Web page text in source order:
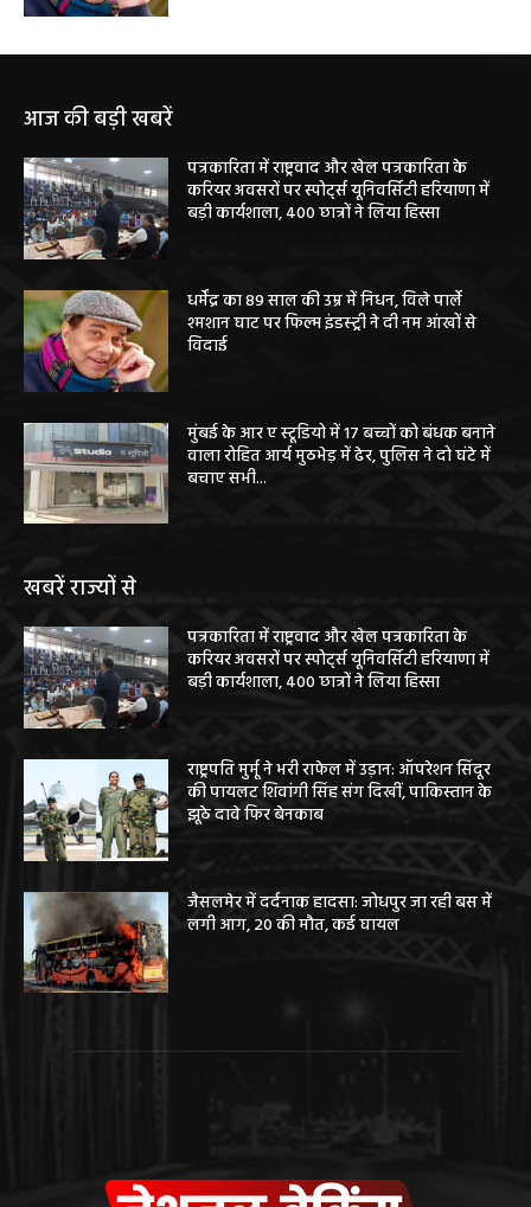
आज की बड़ी खबरें
पत्रकारिता में राष्ट्रवाद और खेल पत्रकारिता के
करियर अवसरों पर स्पोर्ट्स यूनिवर्सिटी हरियाणा में
बड़ी कार्यशाला, 400 छात्रों ने लिया हिस्सा
धर्मेंद्र का 89 साल की उम्र में निधन, विले पार्ले
श्मशान घाट पर फिल्म इंडस्ट्री ने दी नम आंखों से
विदाई
मुंबई के आर ए स्टूडियो में 17 बच्चों को बंधक बनाने
वाला रोहित आर्य मुठभेड़ में ढेर, पुलिस ने दो घंटे में
बचाए सभी...
खबरें राज्यों से
पत्रकारिता में राष्ट्रवाद और खेल पत्रकारिता के
करियर अवसरों पर स्पोर्ट्स यूनिवर्सिटी हरियाणा में
बड़ी कार्यशाला, 400 छात्रों ने लिया हिस्सा
राष्ट्रपति मुर्मू ने भरी राफेल में उड़ान: ऑपरेशन सिंदूर
की पायलट शिवांगी सिंह संग दिखीं, पाकिस्तान के
झूठे दावे फिर बेनकाब
जैसलमेर में दर्दनाक हादसा: जोधपुर जा रही बस में
लगी आग, 20 की मौत, कई घायल